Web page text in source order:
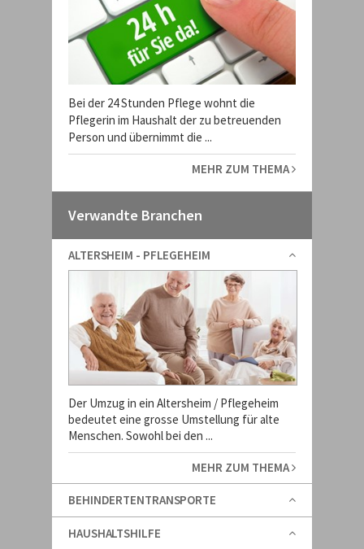
Bei der 24 Stunden Pflege wohnt die
Pflegerin im Haushalt der zu betreuenden
Person und übernimmt die ...
MEHR ZUM THEMA
Verwandte Branchen
ALTERSHEIM - PFLEGEHEIM
Der Umzug in ein Altersheim / Pflegeheim
bedeutet eine grosse Umstellung für alte
Menschen. Sowohl bei den ...
MEHR ZUM THEMA
BEHINDERTENTRANSPORTE
HAUSHALTSHILFE